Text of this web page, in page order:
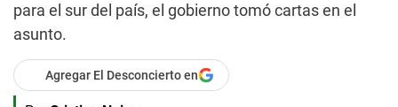
para el sur del país, el gobierno tomó cartas en el
asunto.
Agregar El Desconcierto en